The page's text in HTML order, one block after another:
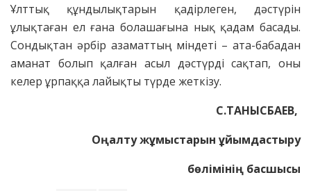
Ұлттық құндылықтарын қадірлеген, дәстүрін
ұлықтаған ел ғана болашағына нық қадам басады.
Сондықтан әрбір азаматтың міндеті – ата-бабадан
аманат болып қалған асыл дәстүрді сақтап, оны
келер ұрпаққа лайықты түрде жеткізу.
С.ТАНЫСБАЕВ,
Оңалту жұмыстарын ұйымдастыру
бөлімінің басшысы